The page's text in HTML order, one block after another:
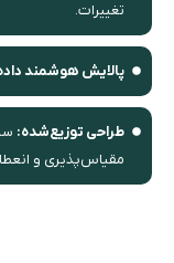
تغییرات.
پالایش هوشمند
طراحی توزیع‌شده:
مقیاس‌پذیری و